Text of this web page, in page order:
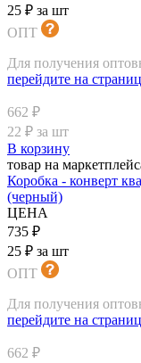
25 ₽ за шт
ОПТ
Для получения
перейдите на
662 ₽
22 ₽ за шт
В корзину
товар на
Коробка - конверт
(черный)
ЦЕНА
735 ₽
25 ₽ за шт
ОПТ
Для получения
перейдите на
662 ₽